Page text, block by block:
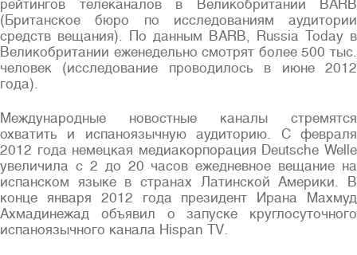
рейтингов телеканалов в Великобритании BARB
(Британское бюро по исследованиям аудитории
средств вещания). По данным BARB, Russia Today в
Великобритании еженедельно смотрят более 500 тыс.
человек (исследование проводилось в июне 2012
года).
Международные новостные каналы стремятся
охватить и испаноязычную аудиторию. C февраля
2012 года немецкая медиакорпорация Deutsche Welle
увеличила с 2 до 20 часов ежедневное вещание на
испанском языке в странах Латинской Америки. В
конце января 2012 года президент Ирана Махмуд
Ахмадинежад объявил о запуске круглосуточного
испаноязычного канала Hispan TV.